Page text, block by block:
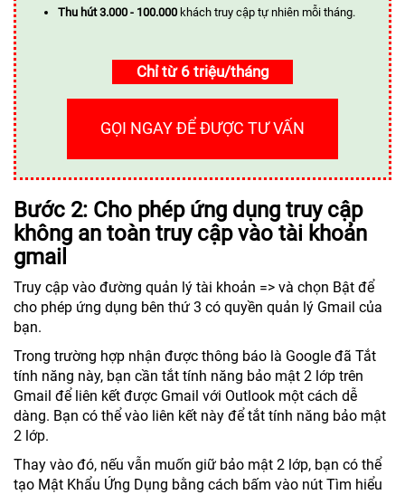
Thu hút 3.000 - 100.000 khách truy cập tự nhiên mỗi tháng.
Chỉ từ 6 triệu/tháng
GỌI NGAY ĐỂ ĐƯỢC TƯ VẤN
Bước 2: Cho phép ứng dụng truy cập
không an toàn truy cập vào tài khoản
gmail
Truy cập vào đường quản lý tài khoản => và chọn Bật để
cho phép ứng dụng bên thứ 3 có quyền quản lý Gmail của
bạn.
Trong trường hợp nhận được thông báo là Google đã Tắt
tính năng này, bạn cần tắt tính năng bảo mật 2 lớp trên
Gmail để liên kết được Gmail với Outlook một cách dễ
dàng. Bạn có thể vào liên kết này để tắt tính năng bảo mật
2 lớp.
Thay vào đó, nếu vẫn muốn giữ bảo mật 2 lớp, bạn có thể
tạo Mật Khẩu Ứng Dụng bằng cách bấm vào nút Tìm hiểu